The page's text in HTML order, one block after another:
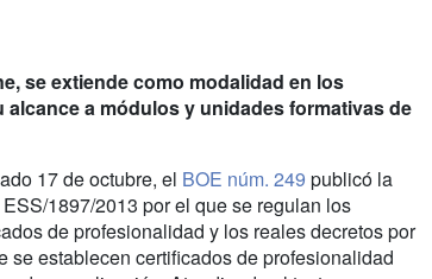
se extiende como modalidad en los
a módulos y unidades formativas de
17 de octubre, el BOE núm. 249 publicó la
1897/2013 por el que se regulan los
de profesionalidad y los reales decretos por
se establecen certificados de profesionalidad